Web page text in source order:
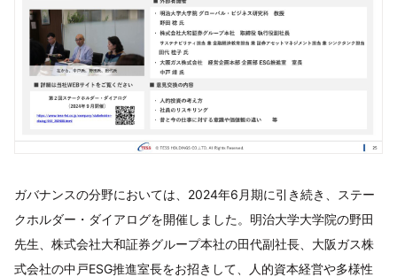
ガバナンスの分野においては、2024年6月期に引き続き、ステー
クホルダー・ダイアログを開催しました。明治大学大学院の野田
先生、株式会社大和証券グループ本社の田代副社長、大阪ガス株
式会社の中戸ESG推進室長をお招きして、人的資本経営や多様性